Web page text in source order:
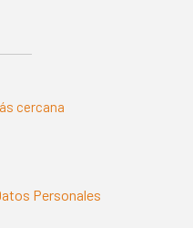
cercana
Personales